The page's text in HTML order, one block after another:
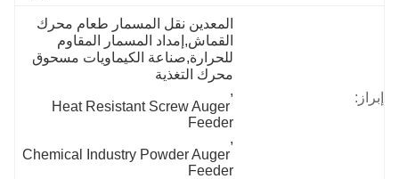
إبراز:
المعدين نقل المسمار طعام محرك
القماش,إمداد المسمار المقاوم
للحرارة,صناعة الكيماويات مسحوق
محرك التغذية
,
Heat Resistant Screw Auger
Feeder
,
Chemical Industry Powder Auger
Feeder